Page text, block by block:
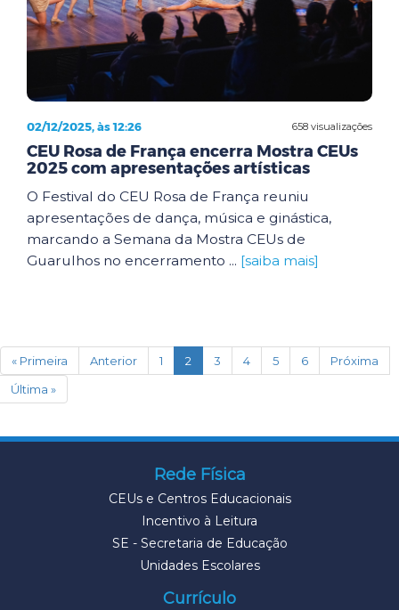
658 visualizações
02/12/2025, às 12:26
CEU Rosa de França encerra Mostra CEUs
2025 com apresentações artísticas
O Festival do CEU Rosa de França reuniu
apresentações de dança, música e ginástica,
marcando a Semana da Mostra CEUs de
Guarulhos no encerramento ... [saiba mais]
« Primeira Anterior 1 2 (current)
3 4 5 6
Próxima
Última »
Rede Física
CEUs e Centros Educacionais
Incentivo à Leitura
SE - Secretaria de Educação
Unidades Escolares
Currículo